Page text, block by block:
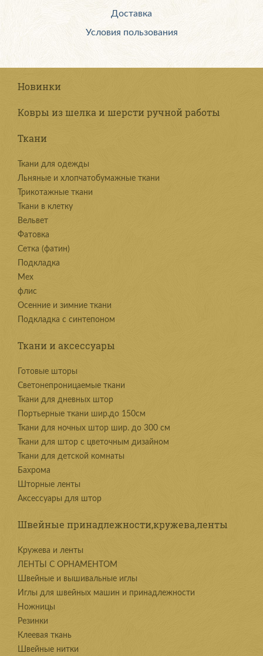
Доставка
Условия пользования
Новинки
Ковры из шелка и шерсти ручной работы
Ткани
Ткани для одежды
Льняные и хлопчатобумажные ткани
Трикотажные ткани
Ткани в клетку
Вельвет
Фатовка
Сетка (фатин)
Подкладка
Мех
флис
Осенние и зимние ткани
Подкладка с синтепоном
Ткани и аксессуары
Готовые шторы
Светонепроницаемые ткани
Ткани для дневных штор
Портьерные ткани шир.до 150см
Ткани для ночных штор шир. до 300 см
Ткани для штор с цветочным дизайном
Ткани для детской комнаты
Бахрома
Шторные ленты
Аксессуары для штор
Швейные принадлежности,кружева,ленты
Kружева и ленты
ЛЕНТЫ С ОРНАМЕНТОМ
Швейные и вышивальные иглы
Иглы для швейных машин и принадлежности
Ножницы
Резинки
Клеевая ткань
Швейные нитки